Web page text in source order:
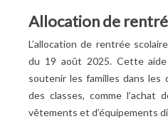
Allocation de
L’allocation de rentrée
du 19 août 2025. Cette
soutenir les familles dans les
des classes, comme l’achat
vêtements et d’équipements